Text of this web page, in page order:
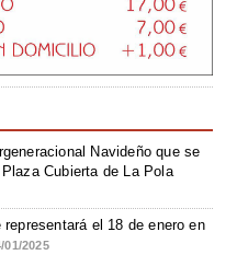
Navideño que se
Cubierta de La Pola
el 18 de enero en
01/2025